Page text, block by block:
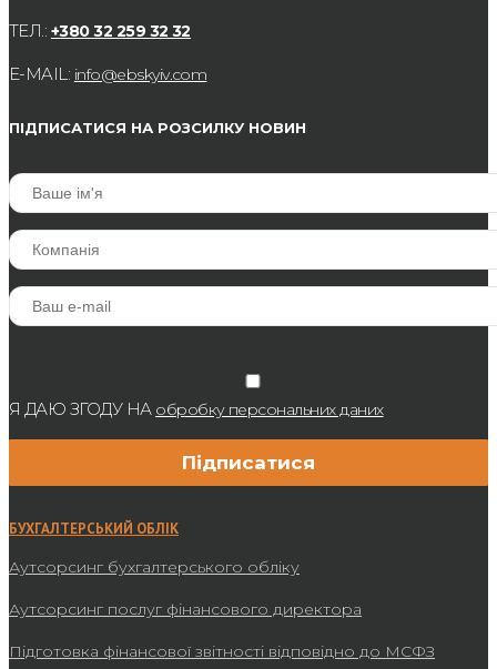
ТЕЛ.: +380 32 259 32 32
E-MAIL: info@ebskyiv.com
ПІДПИСАТИСЯ НА РОЗСИЛКУ НОВИН
Я ДАЮ ЗГОДУ НА обробку персональних даних
БУХГАЛТЕРСЬКИЙ ОБЛІК
Аутсорсинг бухгалтерського обліку
Аутсорсинг послуг фінансового директора
Підготовка фінансової звітності відповідно до МСФЗ